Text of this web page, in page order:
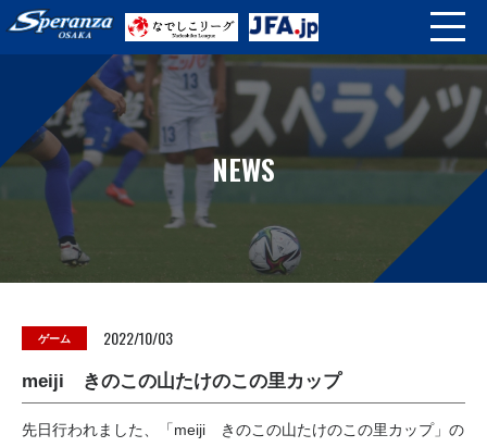
NEWS
ゲーム 2022/10/03
meiji きのこの山たけのこの里カップ
先日行われました、「meiji きのこの山たけのこの里カップ」の